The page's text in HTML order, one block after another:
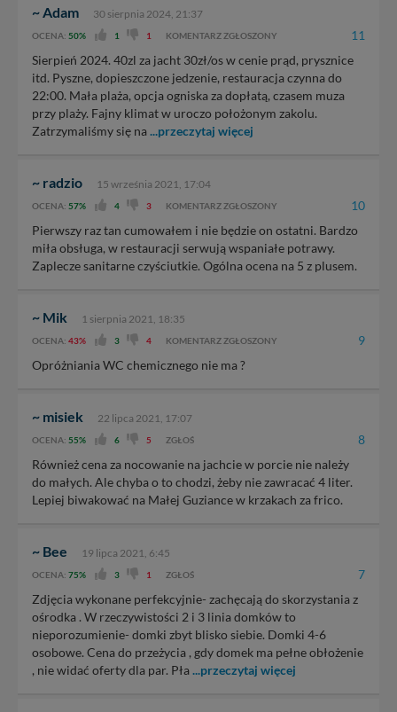
~ Adam 30 sierpnia 2024, 21:37
OCENA: 50% 1 1 KOMENTARZ ZGŁOSZONY 11
Sierpień 2024. 40zl za jacht 30zł/os w cenie prąd, prysznice
itd. Pyszne, dopieszczone jedzenie, restauracja czynna do
22:00. Mała plaża, opcja ogniska za dopłatą, czasem muza
przy plaży. Fajny klimat w uroczo położonym zakolu.
Zatrzymaliśmy się na...przeczytaj więcej
~ radzio 15 września 2021, 17:04
OCENA: 57% 4 3 KOMENTARZ ZGŁOSZONY 10
Pierwszy raz tan cumowałem i nie będzie on ostatni. Bardzo
miła obsługa, w restauracji serwują wspaniałe potrawy.
Zaplecze sanitarne czyściutkie. Ogólna ocena na 5 z plusem.
~ Mik 1 sierpnia 2021, 18:35
OCENA: 43% 3 4 KOMENTARZ ZGŁOSZONY 9
Opróżniania WC chemicznego nie ma ?
~ misiek 22 lipca 2021, 17:07
OCENA: 55% 6 5 ZGŁOŚ 8
Również cena za nocowanie na jachcie w porcie nie należy
do małych. Ale chyba o to chodzi, żeby nie zawracać 4 liter.
Lepiej biwakować na Małej Guziance w krzakach za frico.
~ Bee 19 lipca 2021, 6:45
OCENA: 75% 3 1 ZGŁOŚ 7
Zdjęcia wykonane perfekcyjnie- zachęcają do skorzystania z
ośrodka . W rzeczywistości 2 i 3 linia domków to
nieporozumienie- domki zbyt blisko siebie. Domki 4-6
osobowe. Cena do przeżycia , gdy domek ma pełne obłożenie
, nie widać oferty dla par. Pła...przeczytaj więcej